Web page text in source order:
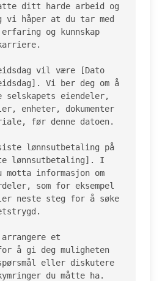
ditt harde arbeid og
vi håper at du tar med
og kunnskap
vil være [Dato
Vi ber deg om å
selskapets eiendeler,
enheter, dokumenter
før denne datoen.
lønnsutbetaling på
lønnsutbetaling]. I
informasjon om
som for eksempel
neste steg for å søke
et
å gi deg muligheten
eller diskutere
du måtte ha.